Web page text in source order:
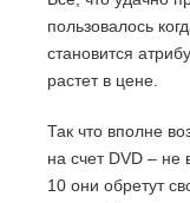
пользовалось
становится
растет в цене.
Так что вполне
на счет DVD –
10 они обретут